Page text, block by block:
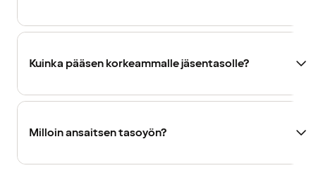
Kuinka pääsen korkeammalle jäsentasolle?
Milloin ansaitsen tasoyön?